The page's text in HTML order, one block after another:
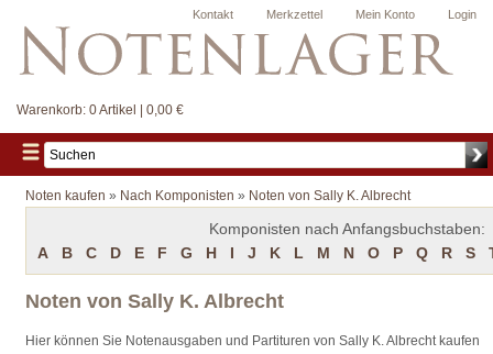
Login
Mein Konto
Merkzettel
Kontakt
Warenkorb: 0 Artikel | 0,00 €
Noten kaufen » Nach Komponisten » Noten von Sally K. Albrecht
Komponisten nach Anfangsbuchstaben:
A
B C D E F G H I J K L M N O P Q R S
Noten von Sally K. Albrecht
Hier können Sie Notenausgaben und Partituren von Sally K. Albrecht kaufen